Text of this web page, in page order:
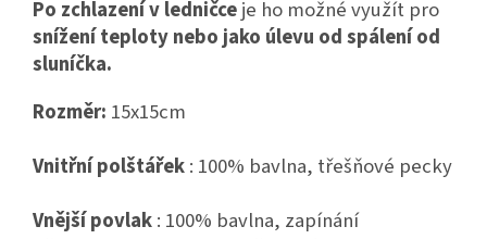
Po zchlazení v ledničceje ho možné využít pro
snížení teploty nebo jako úlevu od spálení od
sluníčka.
Rozměr: 15x15cm
Vnitřní polštářek: 100% bavlna, třešňové pecky
Vnější povlak: 100% bavlna, zapínání